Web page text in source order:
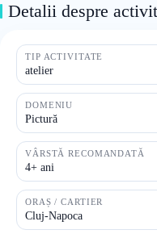
Detalii despre
TIP ACTIVITATE
atelier
DOMENIU
Pictură
VÂRSTĂ RECOMANDATĂ
4+ ani
ORAȘ / CARTIER
Cluj-Napoca